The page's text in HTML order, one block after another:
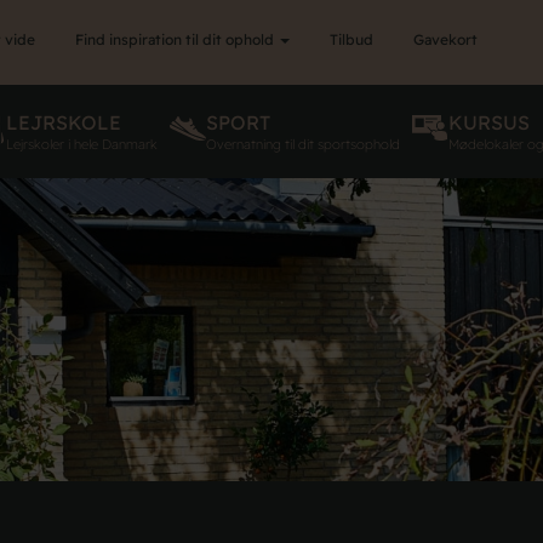
vide Find inspiration til dit ophold Tilbud Gavekort
LEJRSKOLE
Lejrskoler i hele Danmark
SPORT
Overnatning til dit sportsophold
KURSUS
Mødelokaler